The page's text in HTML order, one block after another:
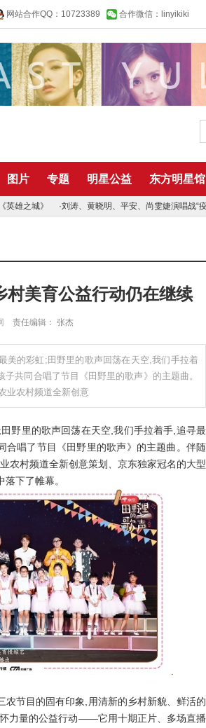
网站合作QQ：10723389 合作微信：linyikiki
图片 专题 明星公益 东方明星馆
英雄之城》 ·刘涛、黄晓明、平安、尚雯婕演唱战“
村美育公益行动仍在继续
责任编辑： 张杰
美的彩虹;田野里的歌声回荡在天空,我们手拉着
共同合唱了节目《田野里的歌声》的主题曲。
业农村频道全新创意
里的歌声回荡在天空,我们手拉着手,追寻最
唱了节目《田野里的歌声》的主题曲。伴随
农村频道全新创意策划、京东独家冠名的大型
下了帷幕。
目的固有印象,用清新的乡村新貌、鲜活的
力量的公益行动——它用十期正片、多场直播